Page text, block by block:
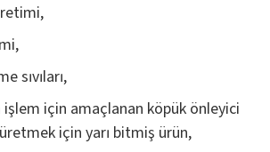
sıvıları,
için amaçlanan köpük önleyici
için yarı bitmiş ürün,